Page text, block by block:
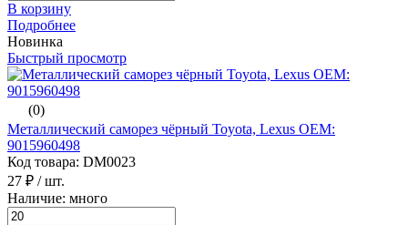
В корзину
Подробнее
Новинка
Быстрый просмотр
(0)
Металлический саморез чёрный Toyota, Lexus ОЕМ:
9015960498
Код товара: DM0023
27 ₽ / шт.
Наличие: много